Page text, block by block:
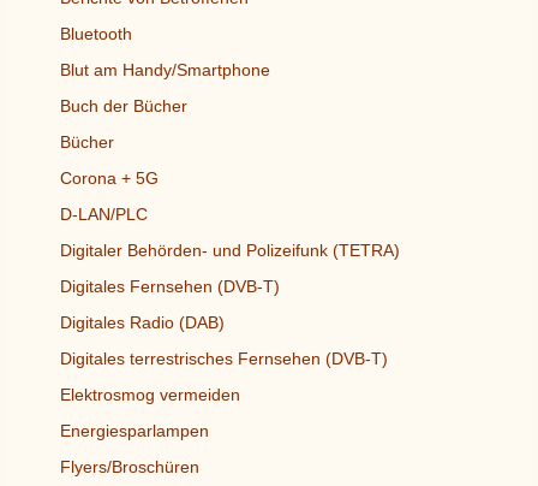
Bluetooth
Blut am Handy/Smartphone
Buch der Bücher
Bücher
Corona + 5G
D-LAN/PLC
Digitaler Behörden- und Polizeifunk (TETRA)
Digitales Fernsehen (DVB-T)
Digitales Radio (DAB)
Digitales terrestrisches Fernsehen (DVB-T)
Elektrosmog vermeiden
Energiesparlampen
Flyers/Broschüren